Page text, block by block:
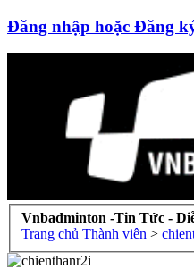
Đăng nhập hoặc Đăng
Vnbadminton -Tin Tức -
Trang chủ Thành viên >